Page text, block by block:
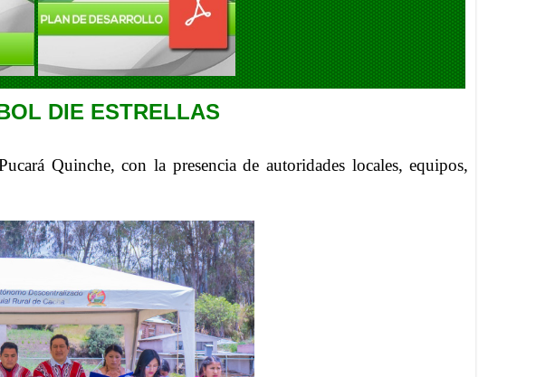
EXITO EN LA INAUGURACION DEL
CAMPEONATO DE FUTBOL DIE ESTRELLAS
Viernes, 05 Septiembre 2025 20:08
COMUNIDAD DE GAUBUG
DIE ESTRELLAS
Quinche, con la presencia de autoridades locales, equipos,